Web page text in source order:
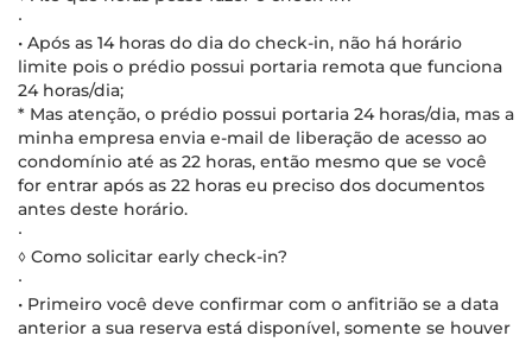
∙
• Após as 14 horas do dia do check-in, não há horário
limite pois o prédio possui portaria remota que funciona
24 horas/dia;
* Mas atenção, o prédio possui portaria 24 horas/dia, mas a
minha empresa envia e-mail de liberação de acesso ao
condomínio até as 22 horas, então mesmo que se você
for entrar após as 22 horas eu preciso dos documentos
antes deste horário.
∙
◊ Como solicitar early check-in?
∙
• Primeiro você deve confirmar com o anfitrião se a data
anterior a sua reserva está disponível, somente se houver